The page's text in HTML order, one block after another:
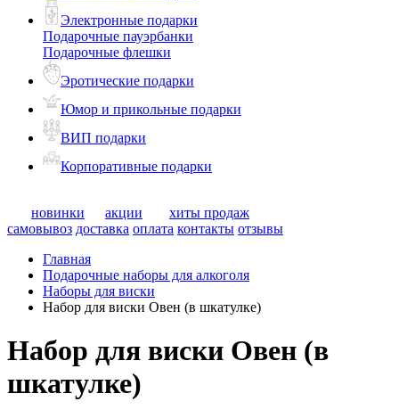
Электронные подарки
Подарочные пауэрбанки
Подарочные флешки
Эротические подарки
Юмор и прикольные подарки
ВИП подарки
Корпоративные подарки
новинки акции
хиты продаж
самовывоз доставка оплата контакты отзывы
Главная
Подарочные наборы для алкоголя
Наборы для виски
Набор для виски Овен (в шкатулке)
Набор для виски Овен (в
шкатулке)